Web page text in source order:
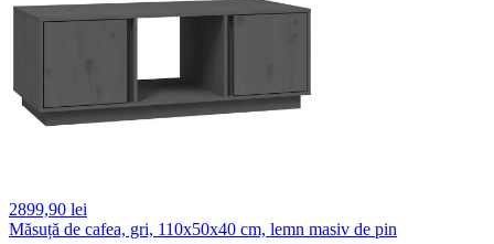
2899,90 lei
Măsuță de cafea, gri, 110x50x40 cm, lemn masiv de pin